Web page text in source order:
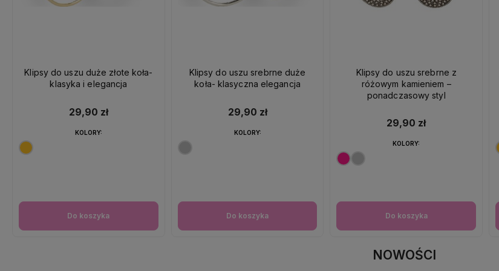
Klipsy do uszu duże złote koła-
klasyka i elegancja
29,90 zł
Do koszyka
KOLORY:
Klipsy do uszu srebrne duże
koła- klasyczna elegancja
29,90 zł
Do koszyka
KOLORY:
Klipsy do uszu srebrne z
różowym kamieniem –
ponadczasowy styl
29,90 zł
Do koszyka
KOLORY:
NOWOŚCI